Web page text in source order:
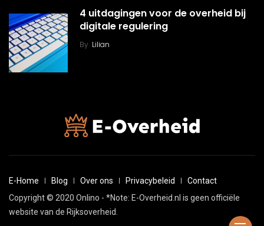
4 uitdagingen voor de overheid bij
digitale regulering
By Lilian
E-Home Blog Over ons Privacybeleid
Contact
Copyright © 2020 Onlino - *Note: E-Overheid.nl is geen officiële
website van de Rijksoverheid.